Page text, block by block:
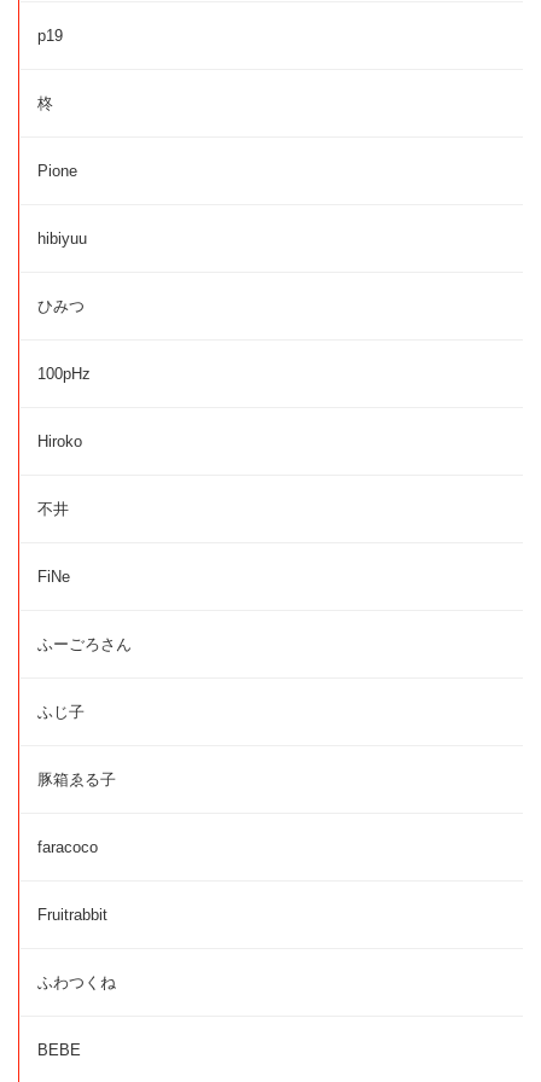
p19
柊
Pione
hibiyuu
ひみつ
100pHz
Hiroko
不井
FiNe
ふーごろさん
ふじ子
豚箱ゑる子
faracoco
Fruitrabbit
ふわつくね
BEBE